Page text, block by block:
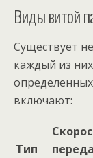
Виды витой
Существует
каждый из
включают:
Тип